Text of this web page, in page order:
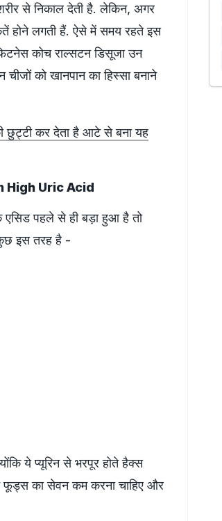
से निकाल देती है. लेकिन, अगर
होने लगती हैं. ऐसे में समय रहते इस
कोच राल्सटन डिसूजा उन
को खानपान का हिस्सा बनाने
छुट्टी कर देता है आटे से बना यह
In High Uric Acid
पहले से ही बड़ा हुआ है तो
इस तरह है -
ये प्यूरिन से भरपूर होते हैक्स
फूड्स का सेवन कम करना चाहिए और